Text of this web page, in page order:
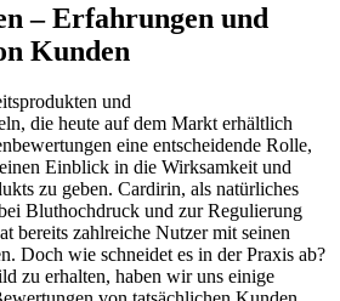
– Erfahrungen und
Kunden
und
die heute auf dem Markt erhältlich
eine entscheidende Rolle,
Einblick in die Wirksamkeit und
zu geben. Cardirin, als natürliches
Bluthochdruck und zur Regulierung
bereits zahlreiche Nutzer mit seinen
Doch wie schneidet es in der Praxis ab?
zu erhalten, haben wir uns einige